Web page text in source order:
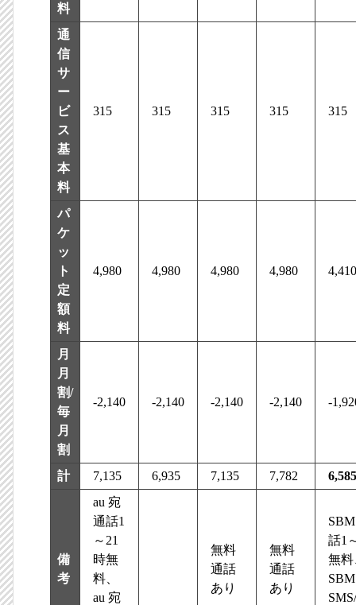
料
通
信
サ
ー
ビ
ス
基
本
料
315 315 315 315 315
パ
ケ
ッ
ト
定
額
料
4,980 4,980 4,980 4,980 4,410
月
月
割/
毎
月
割
-2,140 -2,140 -2,140 -2,140 -
計 7,135 6,935 7,135 7,782 6,585
備
考
au 宛
通話1
～21
時無
料、
au 宛
無料
通話
あり
無料
通話
あり
話1
無料